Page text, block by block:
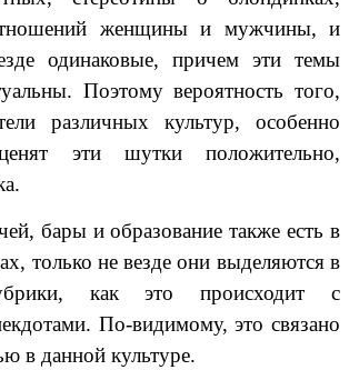
женщины и мужчины, и
одинаковые, причем эти темы
Поэтому вероятность того,
различных культур, особенно
эти шутки положительно,
бары и образование также есть в
только не везде они выделяются в
как это происходит с
По-видимому, это связано
в данной культуре.